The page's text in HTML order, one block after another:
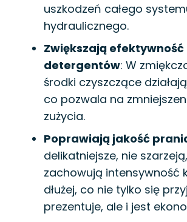
uszkodzeń całego
hydraulicznego.
Zwiększają efektywność
detergentów: W
środki czyszczące
co pozwala na
zużycia.
Poprawiają jakość
delikatniejsze, nie
zachowują intensywność
dłużej, co nie tylko się
prezentuje, ale i jest